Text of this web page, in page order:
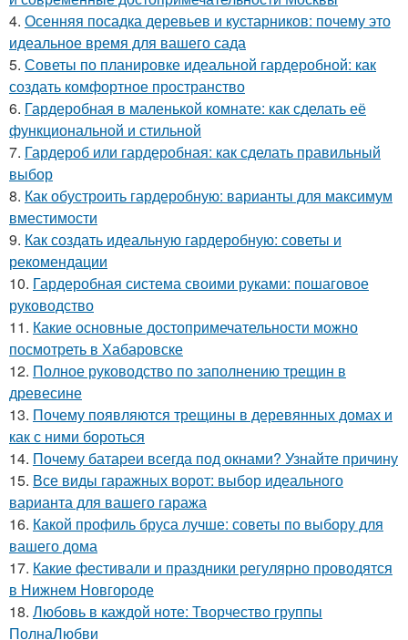
4. Осенняя посадка деревьев и кустарников: почему это
идеальное время для вашего сада
5. Советы по планировке идеальной гардеробной: как
создать комфортное пространство
6. Гардеробная в маленькой комнате: как сделать её
функциональной и стильной
7. Гардероб или гардеробная: как сделать правильный
выбор
8. Как обустроить гардеробную: варианты для максимум
вместимости
9. Как создать идеальную гардеробную: советы и
рекомендации
10. Гардеробная система своими руками: пошаговое
руководство
11. Какие основные достопримечательности можно
посмотреть в Хабаровске
12. Полное руководство по заполнению трещин в
древесине
13. Почему появляются трещины в деревянных домах и
как с ними бороться
14. Почему батареи всегда под окнами? Узнайте причину
15. Все виды гаражных ворот: выбор идеального
варианта для вашего гаража
16. Какой профиль бруса лучше: советы по выбору для
вашего дома
17. Какие фестивали и праздники регулярно проводятся
в Нижнем Новгороде
18. Любовь в каждой ноте: Творчество группы
ПолнаЛюбви